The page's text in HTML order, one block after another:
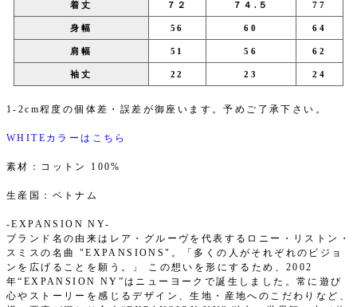
着丈 ７２ ７４.５ 77
身幅 56 60 64
肩幅 51 56 62
袖丈 22 23 24
1-2cm程度の個体差・誤差が御座います。予めご了承下さい。
WHITEカラーはこちら
素材：コットン 100%
生産国：ベトナム
-EXPANSION NY-
ブランド名の由来はレア・グルーヴを代表するロニー・リストン・
スミスの名曲 "EXPANSIONS"。「多くの人がそれぞれのビジョ
ンを広げることを願う。」 この想いを形にするため、2002
年“EXPANSION NY”はニューヨークで誕生しました。常に遊び
心やストーリーを感じるデザイン、生地・産地へのこだわりなど、